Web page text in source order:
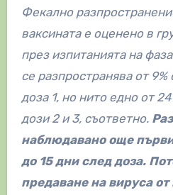
Фекално
ваксината е оценено в
през изпитанията на
се разпространява от
доза 1, но нито едно от
дози 2 и 3, съответно.
наблюдавано още
до 15 дни след доза.
предаване на вируса от